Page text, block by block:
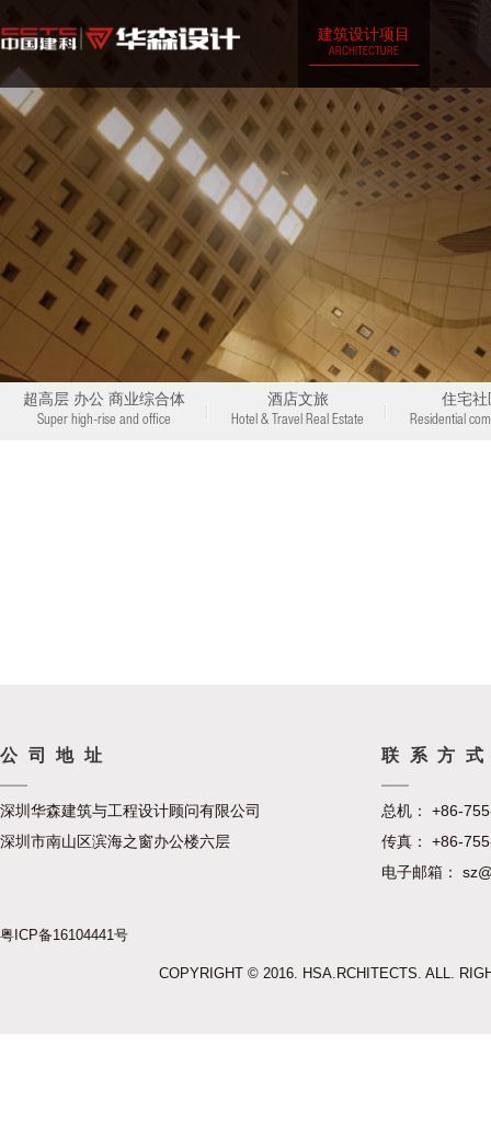
建筑设计项目
ARCHITECTURE
超高层 办公 商业综合体
Super high-rise and office
酒店文旅
Hotel & Travel Real Estate
住宅社
Residential
公司地址
深圳华森建筑与工程设计顾问有限公司
深圳市南山区滨海之窗办公楼六层
联系方
总机： +86-
传真： +86-
电子邮箱：
粤ICP备16104441号
COPYRIGHT © 2016. HSA.RCHITECTS. ALL.